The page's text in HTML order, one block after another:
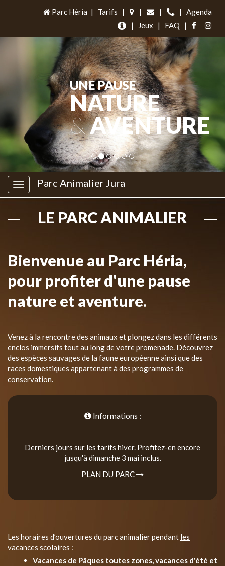
Parc Héria | Tarifs | | | |
Agenda
|
Jeux | FAQ |
UNE PAUSE
NATURE
&AVENTURE
Parc Animalier Jura
LE PARC ANIMALIER
Bienvenue au Parc Héria,
pour profiter d'une pause
nature et aventure.
Venez à la rencontre des animaux et plongez dans les différents
enclos immersifs tout au long de votre promenade. Découvrez
des espèces sauvages de la faune européenne ainsi que des
races domestiques appartenant à des programmes de
conservation.
Informations :
Derniers jours sur les tarifs hiver. Profitez-en encore
jusqu'à dimanche 3 mai inclus.
PLAN DU PARC
Les horaires d’ouvertures du parc animalier pendant les
vacances scolaires :
Vacances de Pâques toutes zones, vacances d'été et